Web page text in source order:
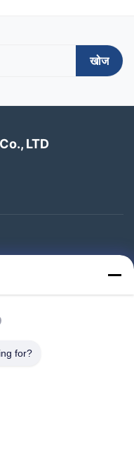
खोज
LTD
for?